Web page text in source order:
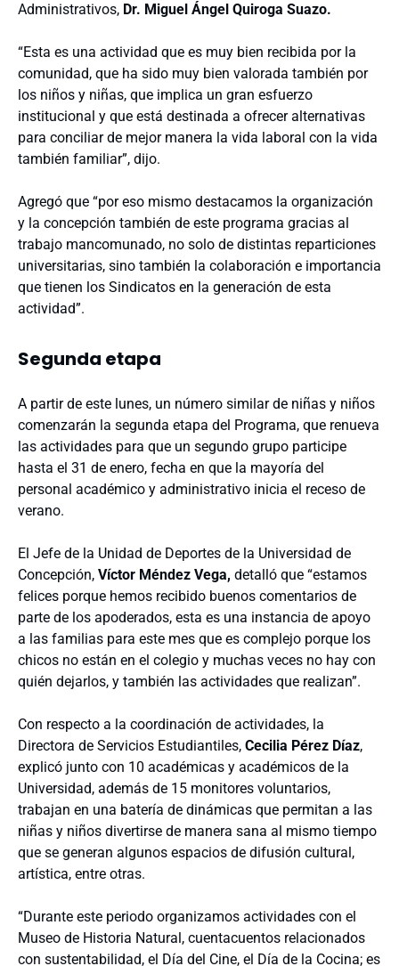
Administrativos, Dr. Miguel Ángel Quiroga Suazo.
“Esta es una actividad que es muy bien recibida por la
comunidad, que ha sido muy bien valorada también por
los niños y niñas, que implica un gran esfuerzo
institucional y que está destinada a ofrecer alternativas
para conciliar de mejor manera la vida laboral con la vida
también familiar”, dijo.
Agregó que “por eso mismo destacamos la organización
y la concepción también de este programa gracias al
trabajo mancomunado, no solo de distintas reparticiones
universitarias, sino también la colaboración e importancia
que tienen los Sindicatos en la generación de esta
actividad”.
Segunda etapa
A partir de este lunes, un número similar de niñas y niños
comenzarán la segunda etapa del Programa, que renueva
las actividades para que un segundo grupo participe
hasta el 31 de enero, fecha en que la mayoría del
personal académico y administrativo inicia el receso de
verano.
El Jefe de la Unidad de Deportes de la Universidad de
Concepción, Víctor Méndez Vega, detalló que “estamos
felices porque hemos recibido buenos comentarios de
parte de los apoderados, esta es una instancia de apoyo
a las familias para este mes que es complejo porque los
chicos no están en el colegio y muchas veces no hay con
quién dejarlos, y también las actividades que realizan”.
Con respecto a la coordinación de actividades, la
Directora de Servicios Estudiantiles, Cecilia Pérez Díaz,
explicó junto con 10 académicas y académicos de la
Universidad, además de 15 monitores voluntarios,
trabajan en una batería de dinámicas que permitan a las
niñas y niños divertirse de manera sana al mismo tiempo
que se generan algunos espacios de difusión cultural,
artística, entre otras.
“Durante este periodo organizamos actividades con el
Museo de Historia Natural, cuentacuentos relacionados
con sustentabilidad, el Día del Cine, el Día de la Cocina; es